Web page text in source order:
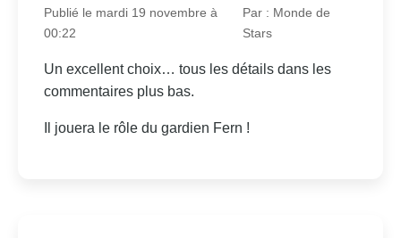
Publié le mardi 19 novembre à
00:22
Par : Monde de
Stars
Un excellent choix… tous les détails dans les
commentaires plus bas.
Il jouera le rôle du gardien Fern !